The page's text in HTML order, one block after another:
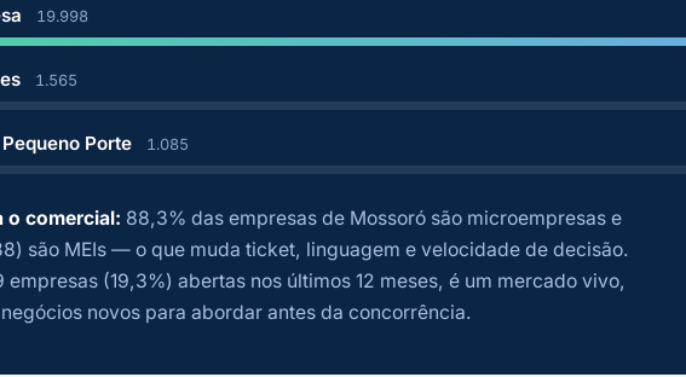
19.998
1.565
Porte 1.085
o comercial: 88,3% das empresas de Mossoró são microempresas e
são MEIs — o que muda ticket, linguagem e velocidade de decisão.
empresas (19,3%) abertas nos últimos 12 meses, é um mercado vivo,
novos para abordar antes da concorrência.